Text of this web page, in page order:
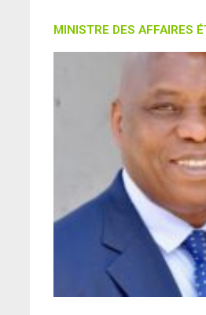
MINISTRE DES AFFAIRES